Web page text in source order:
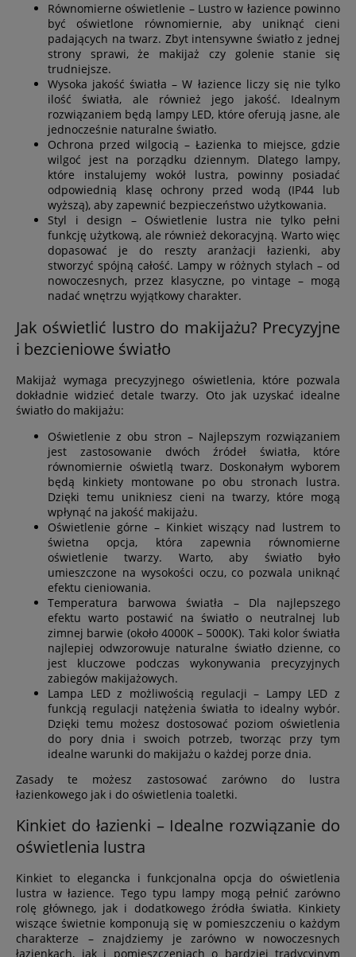
Równomierne oświetlenie – Lustro w łazience powinno
być oświetlone równomiernie, aby uniknąć cieni
padających na twarz. Zbyt intensywne światło z jednej
strony sprawi, że makijaż czy golenie stanie się
trudniejsze.
Wysoka jakość światła – W łazience liczy się nie tylko
ilość światła, ale również jego jakość. Idealnym
rozwiązaniem będą lampy LED, które oferują jasne, ale
jednocześnie naturalne światło.
Ochrona przed wilgocią – Łazienka to miejsce, gdzie
wilgoć jest na porządku dziennym. Dlatego lampy,
które instalujemy wokół lustra, powinny posiadać
odpowiednią klasę ochrony przed wodą (IP44 lub
wyższą), aby zapewnić bezpieczeństwo użytkowania.
Styl i design – Oświetlenie lustra nie tylko pełni
funkcję użytkową, ale również dekoracyjną. Warto więc
dopasować je do reszty aranżacji łazienki, aby
stworzyć spójną całość. Lampy w różnych stylach – od
nowoczesnych, przez klasyczne, po vintage – mogą
nadać wnętrzu wyjątkowy charakter.
Jak oświetlić lustro do makijażu? Precyzyjne
i bezcieniowe światło
Makijaż wymaga precyzyjnego oświetlenia, które pozwala
dokładnie widzieć detale twarzy. Oto jak uzyskać idealne
światło do makijażu:
Oświetlenie z obu stron – Najlepszym rozwiązaniem
jest zastosowanie dwóch źródeł światła, które
równomiernie oświetlą twarz. Doskonałym wyborem
będą kinkiety montowane po obu stronach lustra.
Dzięki temu unikniesz cieni na twarzy, które mogą
wpłynąć na jakość makijażu.
Oświetlenie górne – Kinkiet wiszący nad lustrem to
świetna opcja, która zapewnia równomierne
oświetlenie twarzy. Warto, aby światło było
umieszczone na wysokości oczu, co pozwala uniknąć
efektu cieniowania.
Temperatura barwowa światła – Dla najlepszego
efektu warto postawić na światło o neutralnej lub
zimnej barwie (około 4000K – 5000K). Taki kolor światła
najlepiej odwzorowuje naturalne światło dzienne, co
jest kluczowe podczas wykonywania precyzyjnych
zabiegów makijażowych.
Lampa LED z możliwością regulacji – Lampy LED z
funkcją regulacji natężenia światła to idealny wybór.
Dzięki temu możesz dostosować poziom oświetlenia
do pory dnia i swoich potrzeb, tworząc przy tym
idealne warunki do makijażu o każdej porze dnia.
Zasady te możesz zastosować zarówno do lustra
łazienkowego jak i do oświetlenia toaletki.
Kinkiet do łazienki – Idealne rozwiązanie do
oświetlenia lustra
Kinkiet to elegancka i funkcjonalna opcja do oświetlenia
lustra w łazience. Tego typu lampy mogą pełnić zarówno
rolę głównego, jak i dodatkowego źródła światła. Kinkiety
wiszące świetnie komponują się w pomieszczeniu o każdym
charakterze – znajdziemy je zarówno w nowoczesnych
łazienkach, jak i pomieszczeniach o bardziej tradycyjnym